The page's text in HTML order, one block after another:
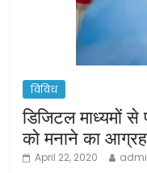
विविध
डिजिटल माध्यमों से
को मनाने का आग्रह
April 22, 2020